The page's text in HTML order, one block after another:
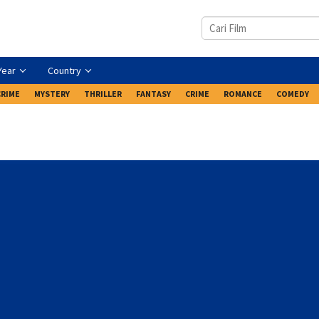
Country
MYSTERY THRILLER FANTASY CRIME ROMANCE COMEDY